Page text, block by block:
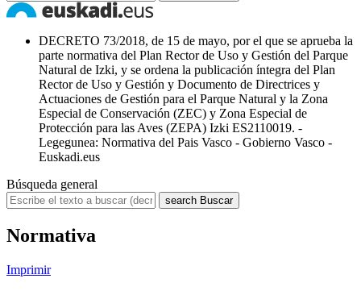
DECRETO 73/2018, de 15 de mayo, por el que se aprueba la
parte normativa del Plan Rector de Uso y Gestión del Parque
Natural de Izki, y se ordena la publicación íntegra del Plan
Rector de Uso y Gestión y Documento de Directrices y
Actuaciones de Gestión para el Parque Natural y la Zona
Especial de Conservación (ZEC) y Zona Especial de
Protección para las Aves (ZEPA) Izki ES2110019. -
Legegunea: Normativa del Pais Vasco - Gobierno Vasco -
Euskadi.eus
Búsqueda general
search Buscar
Normativa
Imprimir